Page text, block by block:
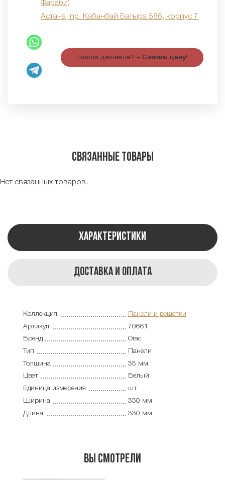
Фараби)
Астана, пр. Кабанбай Батыра 58б, корпус 7
Нашли дешевле? – Снизим цену!
Связанные товары
Нет связанных товаров.
Характеристики
Доставка и оплата
Коллекция
Панели и решетки
Артикул
70661
Бренд
Orac
Тип
Панели
Толщина
35 мм
Цвет
Белый
Единица измерения
шт
Ширина
330 мм
Длина
330 мм
Вы смотрели